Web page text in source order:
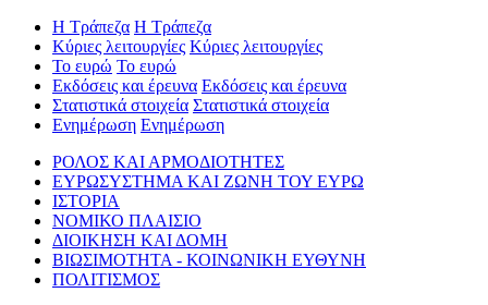
Η Τράπεζα Η Τράπεζα
Κύριες λειτουργίες Κύριες λειτουργίες
Το ευρώ Το ευρώ
Εκδόσεις και έρευνα Εκδόσεις και έρευνα
Στατιστικά στοιχεία Στατιστικά στοιχεία
Ενημέρωση Ενημέρωση
ΡΟΛΟΣ ΚΑΙ ΑΡΜΟΔΙΟΤΗΤΕΣ
ΕΥΡΩΣΥΣΤΗΜΑ ΚΑΙ ΖΩΝΗ ΤΟΥ ΕΥΡΩ
ΙΣΤΟΡΙΑ
ΝΟΜΙΚΟ ΠΛΑΙΣΙΟ
ΔΙΟΙΚΗΣΗ ΚΑΙ ΔΟΜΗ
ΒΙΩΣΙΜΟΤΗΤΑ - ΚΟΙΝΩΝΙΚΗ ΕΥΘΥΝΗ
ΠΟΛΙΤΙΣΜΟΣ